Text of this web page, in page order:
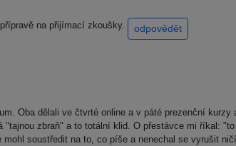
na přijímací zkoušky. odpovědět
Oba dělali ve čtvrté online a v páté prezenční
zbraň" a to totální klid. O přestávce mi říkal:
soustředit na to, co píše a nenechal se vyrušit